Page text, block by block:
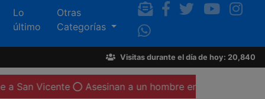
Lo
último
Otras
Categorías
Visitas durante el día de hoy: 20,840
Asesinan a un hombre en Valle de San Pedro; en el